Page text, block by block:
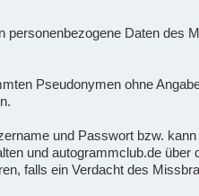
Daten des
Pseudonymen ohne
und Passwort bzw.
und autogrammclub.de über
falls ein Verdacht des